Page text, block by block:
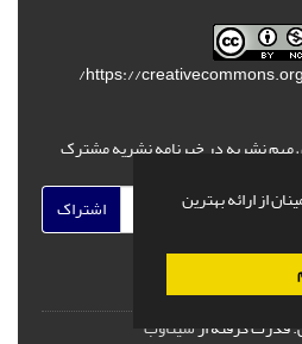
از ارائه بهترین
https://
مهم نشریه در خبرنامه نشریه مشترک
اشتراک
قدرت گرفته ازسیناوب